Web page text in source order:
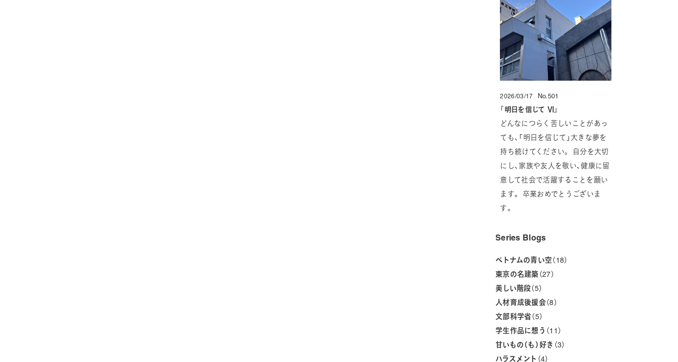
「 明日を信じて Ⅵ 」
どんなにつらく苦しいことがあっ
ても、「明日を信じて」大きな夢を
持ち続けてください。 自分を大切
にし、家族や友人を敬い、健康に留
意して社会で活躍することを願い
ます。 卒業おめでとうございま
す。
2026/03/17 No.501
Series Blogs
ベトナムの青い空 18
東京の名建築 27
美しい階段 5
人材育成後援会 8
文部科学省 5
学生作品に想う 11
甘いもの（も）好き 3
ハラスメント 4